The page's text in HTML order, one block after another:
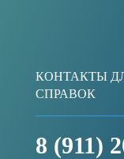
КОНТАКТЫ
СПРАВОК
8 (911)